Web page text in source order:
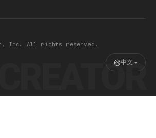
Inc. All rights reserved.
中文